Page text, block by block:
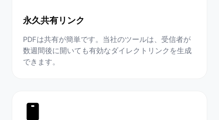
永久共有リンク
PDFは共有が簡単です。当社のツールは、受信者が
数週間後に開いても有効なダイレクトリンクを生成
できます。